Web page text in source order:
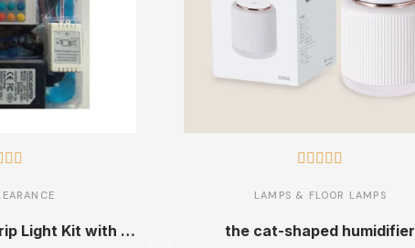
 
Multi-Color LED Strip Light Kit with Remote Control
    
LAMPS & FLOOR LAMPS
the cat-shaped humidifier